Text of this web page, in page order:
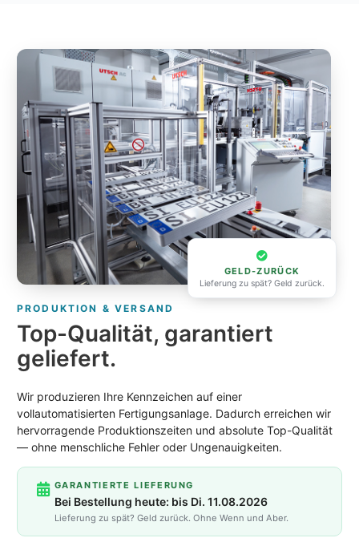
GELD-ZURÜCK
Lieferung zu spät? Geld zurück.
PRODUKTION & VERSAND
Top-Qualität, garantiert
geliefert.
Wir produzieren Ihre Kennzeichen auf einer
vollautomatisierten Fertigungsanlage. Dadurch erreichen wir
hervorragende Produktionszeiten und absolute Top-Qualität
— ohne menschliche Fehler oder Ungenauigkeiten.
GARANTIERTE LIEFERUNG
Bei Bestellung heute: bis Di. 11.08.2026
Lieferung zu spät? Geld zurück. Ohne Wenn und Aber.